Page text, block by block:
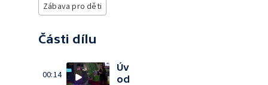
Zábava pro děti
Části dílu
00:14
Úv
od